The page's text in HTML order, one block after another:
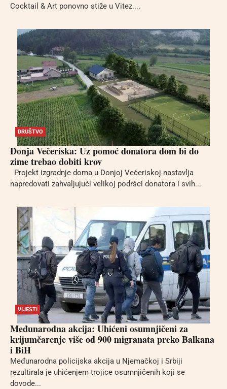
Cocktail & Art ponovno stiže u Vitez....
DRUŠTVO
Donja Večeriska: Uz pomoć donatora dom bi do
zime trebao dobiti krov
Projekt izgradnje doma u Donjoj Večeriskoj nastavlja
napredovati zahvaljujući velikoj podršci donatora i svih...
VIJESTI
Međunarodna akcija: Uhićeni osumnjičeni za
krijumčarenje više od 900 migranata preko Balkana
i BiH
Međunarodna policijska akcija u Njemačkoj i Srbiji
rezultirala je uhićenjem trojice osumnjičenih koji se
dovode...